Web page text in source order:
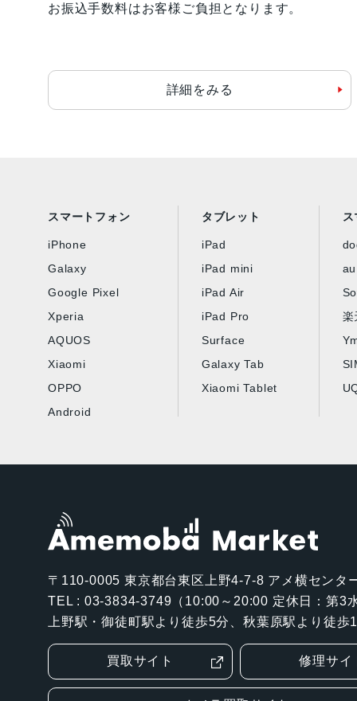
お振込手数料はお客様ご負担となります。
詳細をみる
スマートフォン
iPhone
Galaxy
Google Pixel
Xperia
AQUOS
Xiaomi
OPPO
Android
タブレット
iPad
iPad mini
iPad Air
iPad Pro
Surface
Galaxy Tab
Xiaomi Tablet
ス
au
楽
〒110-0005 東京都台東区上野4-7-8 アメ横センタ
TEL : 03-3834-3749（10:00～20:00 定休日：第3水
上野駅・御徒町駅より徒歩5分、秋葉原駅より徒歩
買取サイト 修理サイ